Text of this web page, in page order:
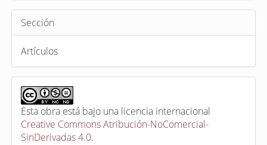
Sección
Artículos
Esta obra está bajo una licencia internacional
Creative Commons Atribución-NoComercial-
SinDerivadas 4.0.